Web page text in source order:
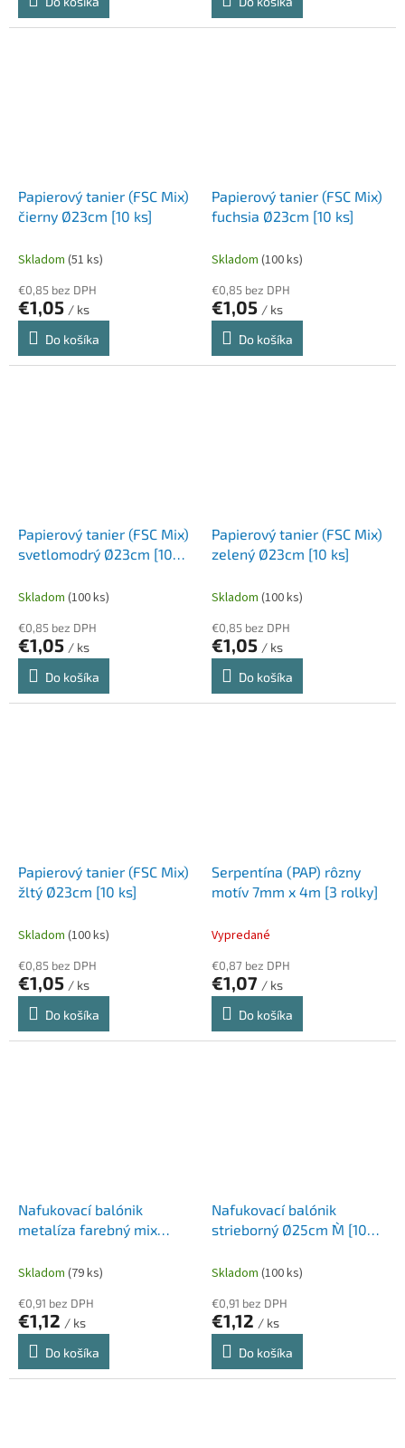
Papierový tanier (FSC Mix)
čierny Ø23cm [10 ks]
Skladom (51 ks)
€0,85 bez DPH
€1,05 / ks
Do košíka
Papierový tanier (FSC Mix)
fuchsia Ø23cm [10 ks]
Skladom (100 ks)
€0,85 bez DPH
€1,05 / ks
Do košíka
Papierový tanier (FSC Mix)
svetlomodrý Ø23cm [10
Skladom (100 ks)
€0,85 bez DPH
€1,05 / ks
Do košíka
Papierový tanier (FSC Mix)
zelený Ø23cm [10 ks]
Skladom (100 ks)
€0,85 bez DPH
€1,05 / ks
Do košíka
Papierový tanier (FSC Mix)
žltý Ø23cm [10 ks]
Skladom (100 ks)
€0,85 bez DPH
€1,05 / ks
Do košíka
Serpentína (PAP) rôzny
motív 7mm x 4m [3 rolky]
Vypredané
€0,87 bez DPH
€1,07 / ks
Do košíka
Nafukovací balónik
metalíza farebný mix
Skladom (79 ks)
€0,91 bez DPH
€1,12 / ks
Do košíka
Nafukovací balónik
strieborný Ø25cm `M` [10
Skladom (100 ks)
€0,91 bez DPH
€1,12 / ks
Do košíka